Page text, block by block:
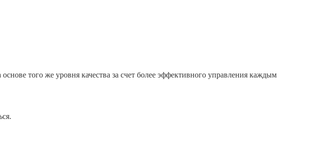
того же уровня качества за счет более эффективного управления каждым